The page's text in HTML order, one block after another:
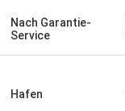
Nach Garantie-
Service
Hafen